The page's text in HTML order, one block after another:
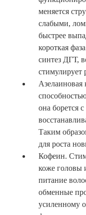
меняется
слабыми,
быстрее
короткая
синтез ДГТ,
стимулирует
Азелаиновая
она борется
Таким
для роста
Кофеин.
коже головы
питание
обменные
усиленному